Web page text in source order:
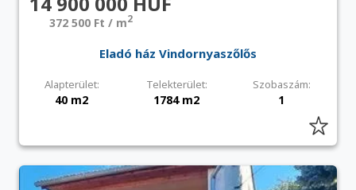
372 500 Ft / m2
Eladó ház Vindornyaszőlős
Alapterület: Telekterület: Szobaszám:
40 m2 1784 m2 1